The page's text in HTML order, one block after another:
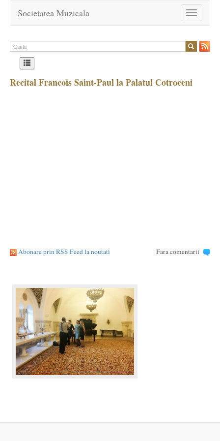
Toggle
navigation
Societatea Muzicala
Recital Francois Saint-Paul la Palatul Cotroceni
Abonare prin RSS Feed la noutati Fara comentarii